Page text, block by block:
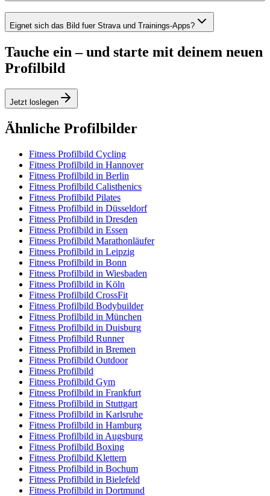
Eignet sich das Bild fuer Strava und Trainings-Apps?
Tauche ein – und starte mit deinem neuen
Profilbild
Jetzt loslegen
Ähnliche Profilbilder
Fitness Profilbild Cycling
Fitness Profilbild in Hannover
Fitness Profilbild in Berlin
Fitness Profilbild Calisthenics
Fitness Profilbild Pilates
Fitness Profilbild in Düsseldorf
Fitness Profilbild in Dresden
Fitness Profilbild in Essen
Fitness Profilbild Marathonläufer
Fitness Profilbild in Leipzig
Fitness Profilbild in Bonn
Fitness Profilbild in Wiesbaden
Fitness Profilbild in Köln
Fitness Profilbild CrossFit
Fitness Profilbild Bodybuilder
Fitness Profilbild in München
Fitness Profilbild in Duisburg
Fitness Profilbild Runner
Fitness Profilbild in Bremen
Fitness Profilbild Outdoor
Fitness Profilbild
Fitness Profilbild Gym
Fitness Profilbild in Frankfurt
Fitness Profilbild in Stuttgart
Fitness Profilbild in Karlsruhe
Fitness Profilbild in Hamburg
Fitness Profilbild in Augsburg
Fitness Profilbild Boxing
Fitness Profilbild Klettern
Fitness Profilbild in Bochum
Fitness Profilbild in Bielefeld
Fitness Profilbild in Dortmund